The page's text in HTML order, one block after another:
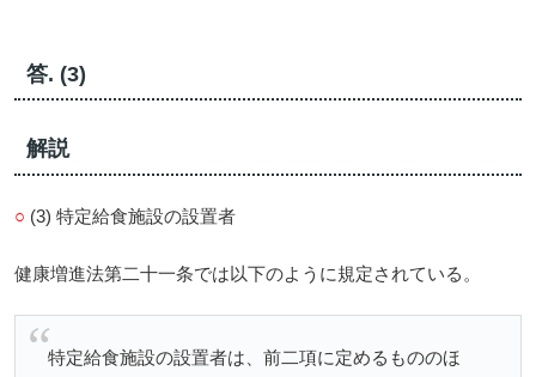
答. (3)
解説
○ (3) 特定給食施設の設置者
健康増進法第二十一条では以下のように規定されている。
特定給食施設の設置者は、前二項に定めるもののほ